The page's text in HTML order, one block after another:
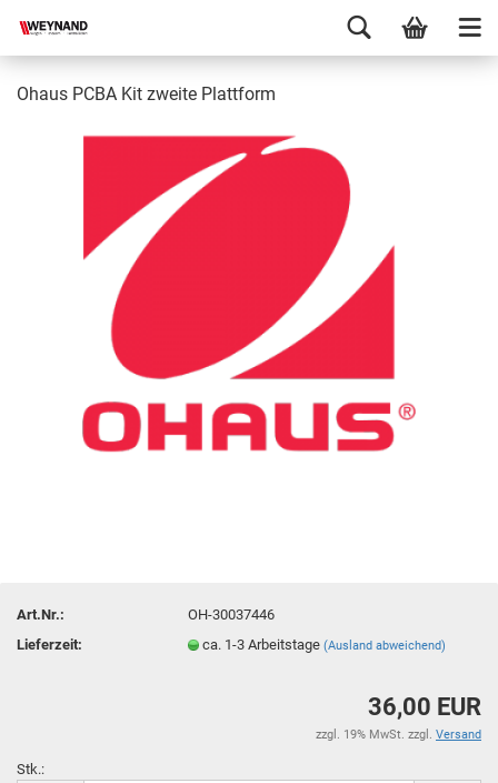
Ohaus PCBA Kit zweite Plattform
Art.Nr.:
OH-30037446
Lieferzeit:
ca. 1-3 Arbeitstage(Ausland abweichend)
36,00 EUR
zzgl. 19% MwSt. zzgl. Versand
Stk.: